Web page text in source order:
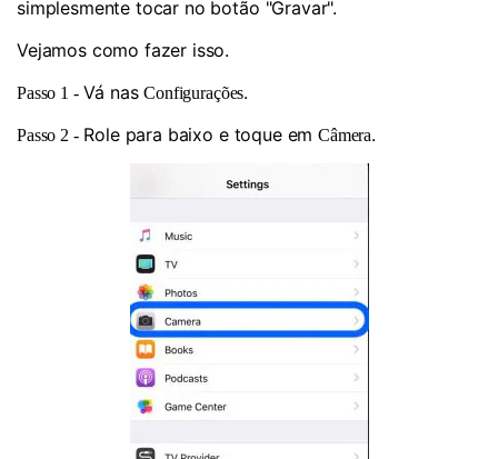
simplesmente tocar no botão "Gravar".
Vejamos como fazer isso.
Passo 1 -Vá nasConfigurações.
Passo 2 -Role para baixo e toque emCâmera.